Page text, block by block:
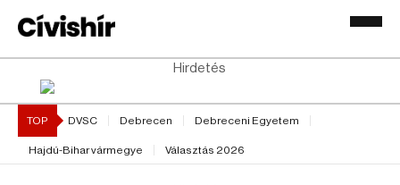
Hirdetés
TOP DVSC Debrecen Debreceni Egyetem
Hajdú-Bihar vármegye Választás 2026